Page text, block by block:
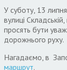
У суботу, 13
вулиці
просять бути
дорожнього руху.
Нагадаємо, в
маршрут.